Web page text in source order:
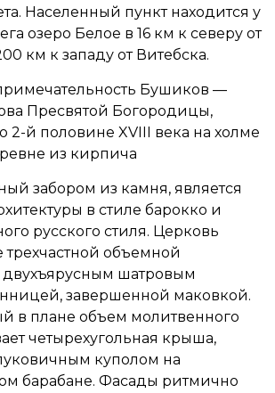
Населенный пункт находится у
озеро Белое в 16 км к северу от
км к западу от Витебска.
Бушиков —
Пресвятой Богородицы,
2-й половине XVIII века на холме
из кирпича
забором из камня, является
в стиле барокко и
русского стиля. Церковь
объемной
шатровым
завершенной маковкой.
в плане объем молитвенного
четырехугольная крыша,
куполом на
барабане. Фасады ритмично